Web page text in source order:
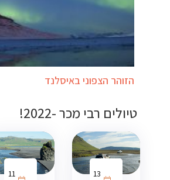
הזוהר הצפוני באיסלנד
טיולים רבי מכר -2022!
13
11